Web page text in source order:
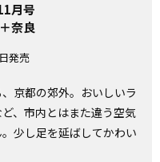
月号
奈良
発売
京都の郊外。おいしいラ
、市内とはまた違う空気
少し足を延ばしてかわい